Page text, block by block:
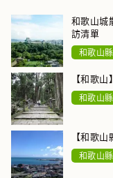
和歌山城
訪清單
和歌山縣
【和歌
和歌山縣
【和歌
和歌山縣